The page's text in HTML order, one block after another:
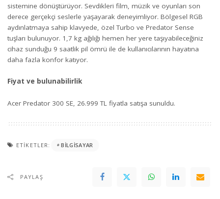
sistemine dönüştürüyor. Sevdikleri film, müzik ve oyunları son
derece gerçekçi seslerle yaşayarak deneyimliyor. Bölgesel RGB
aydınlatmaya sahip klavyede, özel Turbo ve Predator Sense
tuşları bulunuyor. 1,7 kg ağılığı hemen her yere taşıyabileceğiniz
cihaz sunduğu 9 saatlik pil ömrü ile de kullanıcılarının hayatına
daha fazla konfor katıyor.
Fiyat ve bulunabilirlik
Acer Predator 300 SE, 26.999 TL fiyatla satışa sunuldu.
ETIKETLER: BILGISAYAR
PAYLAŞ